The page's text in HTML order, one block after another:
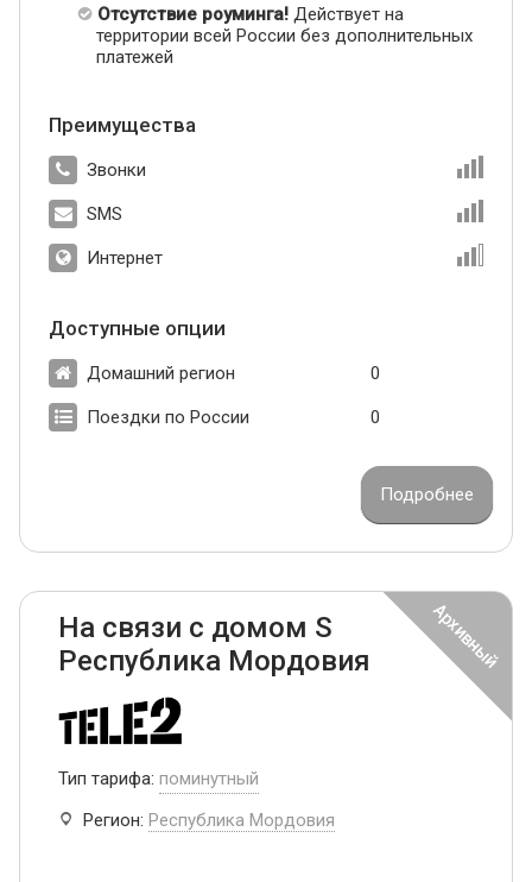
Отсутствие роуминга! Действует на
территории всей России без дополнительных
платежей
Преимущества
Звонки
SMS
Интернет
Доступные опции
Домашний регион 0
Поездки по России 0
Подробнее
На связи с домом S
Республика Мордовия
Тип тарифа: поминутный
Регион: Республика Мордовия